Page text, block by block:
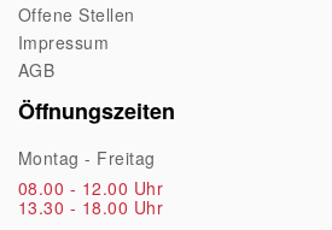
Offene Stellen
Impressum
AGB
Öffnungszeiten
Montag - Freitag
08.00 - 12.00 Uhr
13.30 - 18.00 Uhr